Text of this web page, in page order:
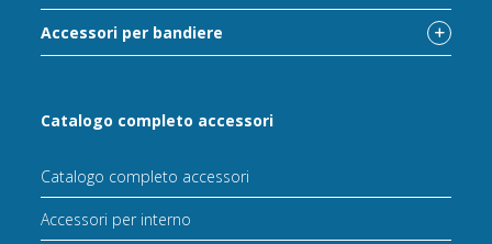
Accessori per bandiere
Catalogo completo accessori
Catalogo completo accessori
Accessori per interno